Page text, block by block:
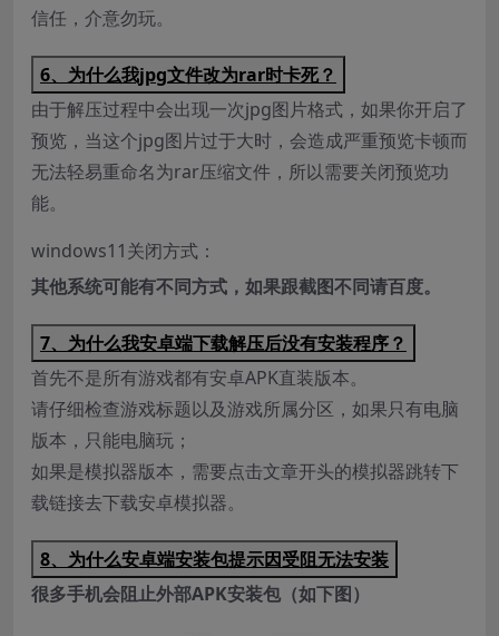
信任，介意勿玩。
6、为什么我jpg文件改为rar时卡死？
由于解压过程中会出现一次jpg图片格式，如果你开启了
预览，当这个jpg图片过于大时，会造成严重预览卡顿而
无法轻易重命名为rar压缩文件，所以需要关闭预览功
能。
windows11关闭方式：
其他系统可能有不同方式，如果跟截图不同请百度。
7、为什么我安卓端下载解压后没有安装程序？
首先不是所有游戏都有安卓APK直装版本。
请仔细检查游戏标题以及游戏所属分区，如果只有电脑
版本，只能电脑玩；
如果是模拟器版本，需要点击文章开头的模拟器跳转下
载链接去下载安卓模拟器。
8、为什么安卓端安装包提示因受阻无法安装
很多手机会阻止外部APK安装包（如下图）